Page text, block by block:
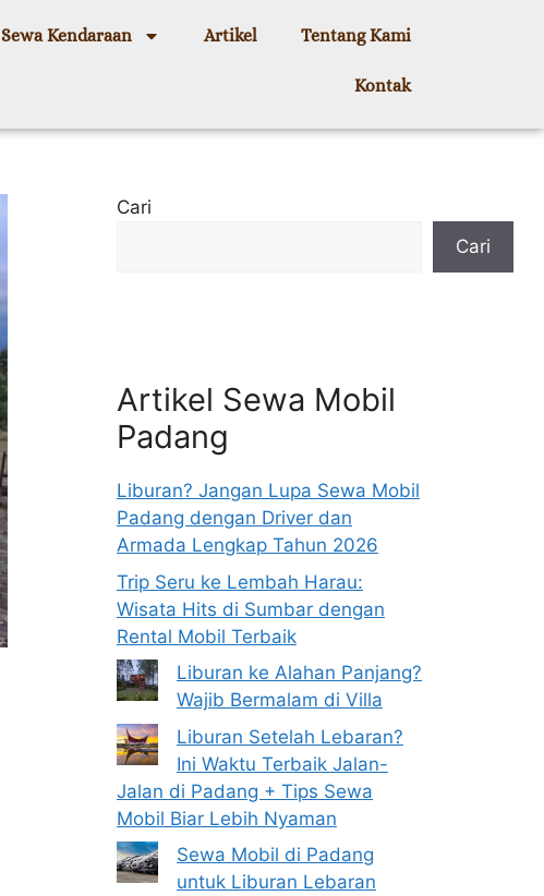
Sewa Kendaraan Artikel Tentang Kami
Kontak
Cari
Cari
Artikel Sewa Mobil
Padang
Liburan? Jangan Lupa Sewa Mobil
Padang dengan Driver dan
Armada Lengkap Tahun 2026
Trip Seru ke Lembah Harau:
Wisata Hits di Sumbar dengan
Rental Mobil Terbaik
Liburan ke Alahan Panjang?
Wajib Bermalam di Villa
Liburan Setelah Lebaran?
Ini Waktu Terbaik Jalan-
Jalan di Padang + Tips Sewa
Mobil Biar Lebih Nyaman
Sewa Mobil di Padang
untuk Liburan Lebaran